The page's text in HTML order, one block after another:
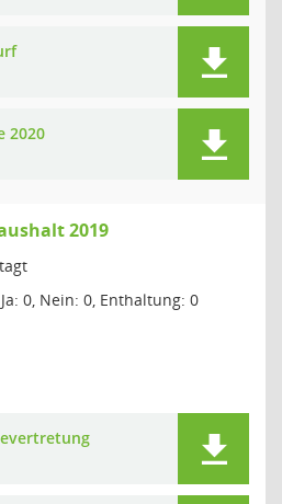
2020
2019
Ja: 0, Nein: 0, Enthaltung: 0